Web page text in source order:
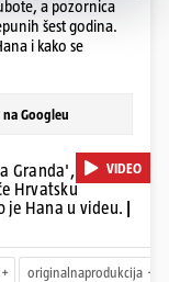
a pozornica
šest godina.
i kako se
Googleu
VIDEO
Granda', a sada
Hrvatsku
je Hana u videu.
originalnaprodukcija